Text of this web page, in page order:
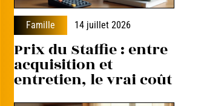
Famille 14 juillet 2026
Prix du Staffie : entre
acquisition et
entretien, le vrai coût